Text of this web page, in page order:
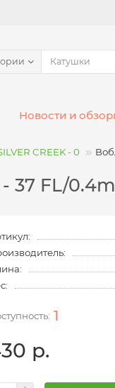
Новости и
CREEK - 0
- 37 FL/
1
р.